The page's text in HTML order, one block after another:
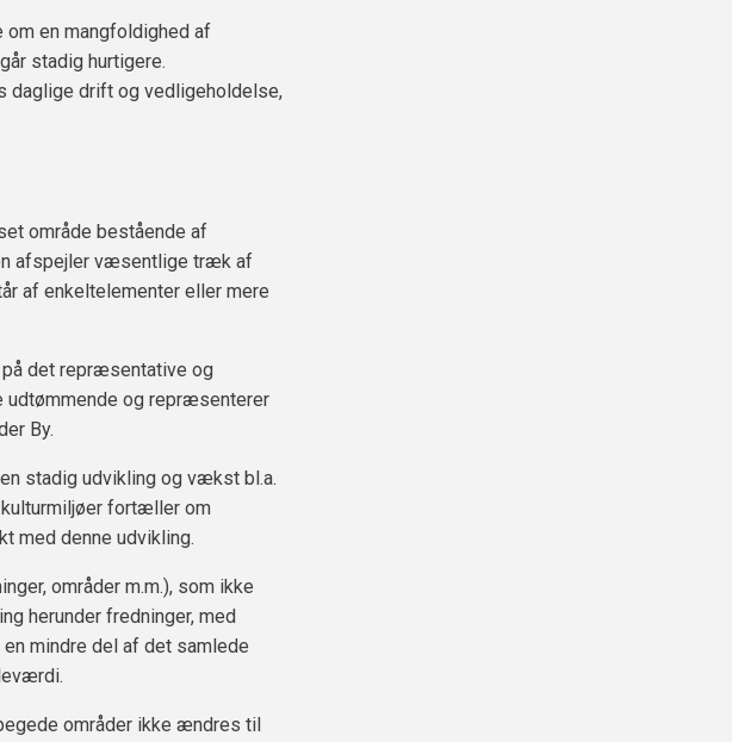
en mangfoldighed af
stadig hurtigere.
daglige drift og vedligeholdelse,
område bestående af
afspejler væsentlige træk af
af enkeltelementer eller mere
det repræsentative og
udtømmende og repræsenterer
By.
stadig udvikling og vækst bl.a.
kulturmiljøer fortæller om
med denne udvikling.
områder m.m.), som ikke
herunder fredninger, med
mindre del af det samlede
områder ikke ændres til